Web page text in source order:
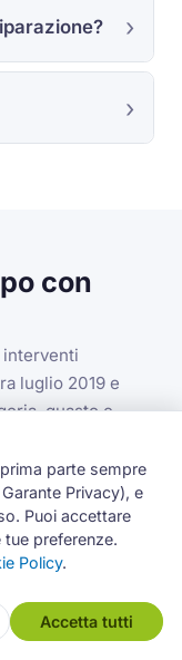
con
interventi
luglio 2019 e
guasto e
lavatrici nella
parte sempre
Privacy), e
Puoi accettare
preferenze.
Policy.
Accetta tutti